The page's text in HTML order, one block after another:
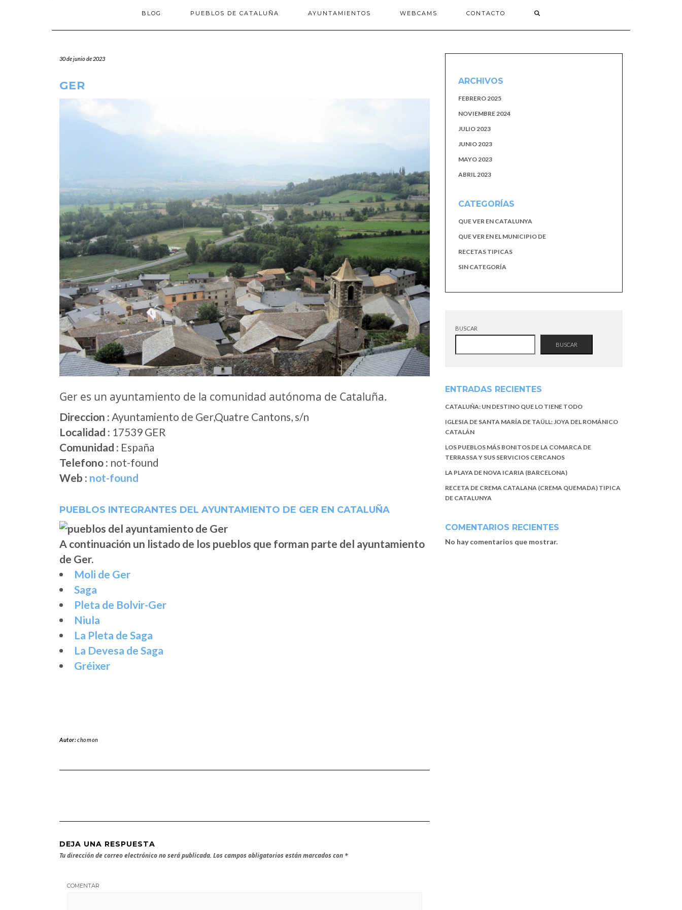
BLOG PUEBLOS DE CATALUÑA AYUNTAMIENTOS WEBCAMS CONTACTO
30 de junio de 2023
GER
Ger es un ayuntamiento de la comunidad autónoma de Cataluña.
Direccion : Ayuntamiento de Ger,Quatre Cantons, s/n
Localidad : 17539 GER
Comunidad : España
Telefono : not-found
Web : not-found
PUEBLOS INTEGRANTES DEL AYUNTAMIENTO DE GER EN CATALUÑA
A continuación un listado de los pueblos que forman parte del ayuntamiento
de Ger.
Moli de Ger
Saga
Pleta de Bolvir-Ger
Niula
La Pleta de Saga
La Devesa de Saga
Gréixer
Autor:chomon
DEJA UNA RESPUESTA
Tu dirección de correo electrónico no será publicada. Los campos obligatorios están marcados con *
COMENTAR
ARCHIVOS
FEBRERO 2025
NOVIEMBRE 2024
JULIO 2023
JUNIO 2023
MAYO 2023
ABRIL 2023
CATEGORÍAS
QUE VER EN CATALUNYA
QUE VER EN EL MUNICIPIO DE
RECETAS TIPICAS
SIN CATEGORÍA
BUSCAR
BUSCAR
ENTRADAS RECIENTES
CATALUÑA: UN DESTINO QUE LO TIENE TODO
IGLESIA DE SANTA MARÍA DE TAÜLL: JOYA DEL ROMÁNICO
CATALÁN
LOS PUEBLOS MÁS BONITOS DE LA COMARCA DE
TERRASSA Y SUS SERVICIOS CERCANOS
LA PLAYA DE NOVA ICARIA (BARCELONA)
RECETA DE CREMA CATALANA (CREMA QUEMADA) TIPICA
DE CATALUNYA
COMENTARIOS RECIENTES
No hay comentarios que mostrar.